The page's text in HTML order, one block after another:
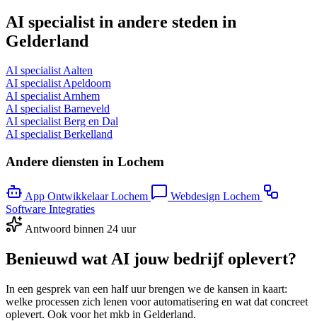
AI specialist in andere steden in
Gelderland
AI specialist Aalten
AI specialist Apeldoorn
AI specialist Arnhem
AI specialist Barneveld
AI specialist Berg en Dal
AI specialist Berkelland
Andere diensten in Lochem
App Ontwikkelaar Lochem
Webdesign Lochem
Software Integraties
Antwoord binnen 24 uur
Benieuwd wat AI jouw bedrijf oplevert?
In een gesprek van een half uur brengen we de kansen in kaart:
welke processen zich lenen voor automatisering en wat dat concreet
oplevert. Ook voor het mkb in Gelderland.